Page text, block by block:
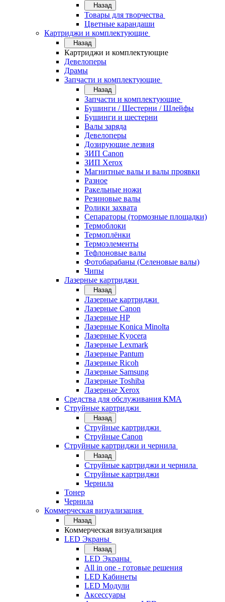
Назад
Товары для творчества
Цветные карандаши
Картриджи и комплектующие
Назад
Картриджи и комплектующие
Девелоперы
Драмы
Запчасти и комплектующие
Назад
Запчасти и комплектующие
Бушинги / Шестерни / Шлейфы
Бушинги и шестерни
Валы заряда
Девелоперы
Дозирующие лезвия
ЗИП Canon
ЗИП Xerox
Магнитные валы и валы проявки
Разное
Ракельные ножи
Резиновые валы
Ролики захвата
Сепараторы (тормозные площадки)
Термоблоки
Термоплёнки
Термоэлементы
Тефлоновые валы
Фотобарабаны (Селеновые валы)
Чипы
Лазерные картриджи
Назад
Лазерные картриджи
Лазерные Canon
Лазерные HP
Лазерные Konica Minolta
Лазерные Kyocera
Лазерные Lexmark
Лазерные Pantum
Лазерные Ricoh
Лазерные Samsung
Лазерные Toshiba
Лазерные Xerox
Средства для обслуживания КМА
Струйные картриджи
Назад
Струйные картриджи
Струйные Canon
Струйные картриджи и чернила
Назад
Струйные картриджи и чернила
Струйные картриджи
Чернила
Тонер
Чернила
Коммерческая визуализация
Назад
Коммерческая визуализация
LED Экраны
Назад
LED Экраны
All in one - готовые решения
LED Кабинеты
LED Модули
Аксессуары